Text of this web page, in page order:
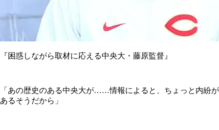
『困惑しながら取材に応える中央大・藤原監督』
「あの歴史のある中央大が……情報によると、ちょっと内紛が
あるそうだから」